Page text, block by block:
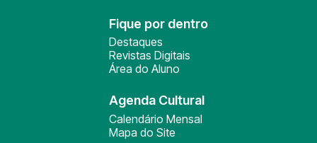
Fique por dentro
Destaques
Revistas Digitais
Área do Aluno
Agenda Cultural
Calendário Mensal
Mapa do Site